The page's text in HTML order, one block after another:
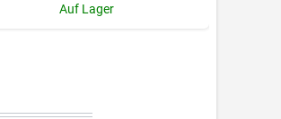
Auf Lager